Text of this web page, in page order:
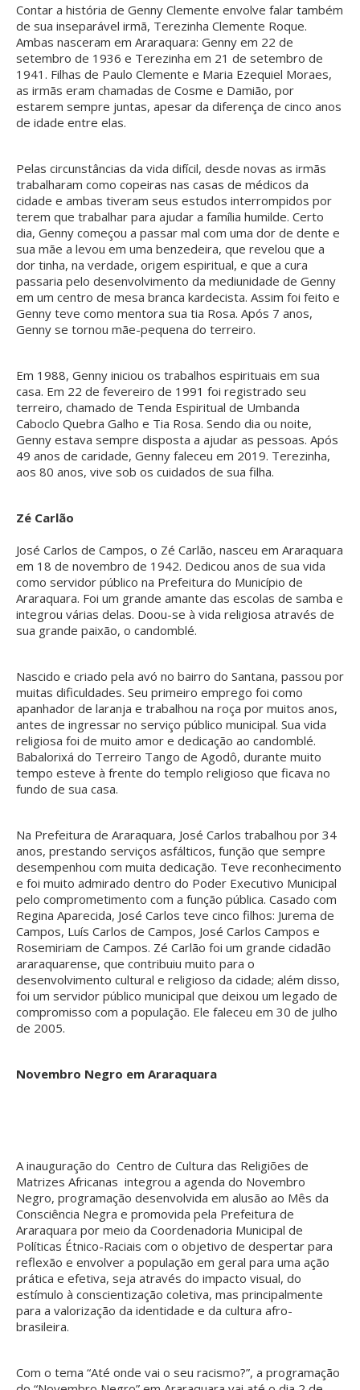
Contar a história de Genny Clemente envolve falar também
de sua inseparável irmã, Terezinha Clemente Roque.
Ambas nasceram em Araraquara: Genny em 22 de
setembro de 1936 e Terezinha em 21 de setembro de
1941. Filhas de Paulo Clemente e Maria Ezequiel Moraes,
as irmãs eram chamadas de Cosme e Damião, por
estarem sempre juntas, apesar da diferença de cinco anos
de idade entre elas.
Pelas circunstâncias da vida difícil, desde novas as irmãs
trabalharam como copeiras nas casas de médicos da
cidade e ambas tiveram seus estudos interrompidos por
terem que trabalhar para ajudar a família humilde. Certo
dia, Genny começou a passar mal com uma dor de dente e
sua mãe a levou em uma benzedeira, que revelou que a
dor tinha, na verdade, origem espiritual, e que a cura
passaria pelo desenvolvimento da mediunidade de Genny
em um centro de mesa branca kardecista. Assim foi feito e
Genny teve como mentora sua tia Rosa. Após 7 anos,
Genny se tornou mãe-pequena do terreiro.
Em 1988, Genny iniciou os trabalhos espirituais em sua
casa. Em 22 de fevereiro de 1991 foi registrado seu
terreiro, chamado de Tenda Espiritual de Umbanda
Caboclo Quebra Galho e Tia Rosa. Sendo dia ou noite,
Genny estava sempre disposta a ajudar as pessoas. Após
49 anos de caridade, Genny faleceu em 2019. Terezinha,
aos 80 anos, vive sob os cuidados de sua filha.
Zé Carlão
José Carlos de Campos, o Zé Carlão, nasceu em Araraquara
em 18 de novembro de 1942. Dedicou anos de sua vida
como servidor público na Prefeitura do Município de
Araraquara. Foi um grande amante das escolas de samba e
integrou várias delas. Doou-se à vida religiosa através de
sua grande paixão, o candomblé.
Nascido e criado pela avó no bairro do Santana, passou por
muitas dificuldades. Seu primeiro emprego foi como
apanhador de laranja e trabalhou na roça por muitos anos,
antes de ingressar no serviço público municipal. Sua vida
religiosa foi de muito amor e dedicação ao candomblé.
Babalorixá do Terreiro Tango de Agodô, durante muito
tempo esteve à frente do templo religioso que ficava no
fundo de sua casa.
Na Prefeitura de Araraquara, José Carlos trabalhou por 34
anos, prestando serviços asfálticos, função que sempre
desempenhou com muita dedicação. Teve reconhecimento
e foi muito admirado dentro do Poder Executivo Municipal
pelo comprometimento com a função pública. Casado com
Regina Aparecida, José Carlos teve cinco filhos: Jurema de
Campos, Luís Carlos de Campos, José Carlos Campos e
Rosemiriam de Campos. Zé Carlão foi um grande cidadão
araraquarense, que contribuiu muito para o
desenvolvimento cultural e religioso da cidade; além disso,
foi um servidor público municipal que deixou um legado de
compromisso com a população. Ele faleceu em 30 de julho
de 2005.
Novembro Negro em Araraquara
A inauguração do Centro de Cultura das Religiões de
Matrizes Africanas integrou a agenda do Novembro
Negro, programação desenvolvida em alusão ao Mês da
Consciência Negra e promovida pela Prefeitura de
Araraquara por meio da Coordenadoria Municipal de
Políticas Étnico-Raciais com o objetivo de despertar para
reflexão e envolver a população em geral para uma ação
prática e efetiva, seja através do impacto visual, do
estímulo à conscientização coletiva, mas principalmente
para a valorização da identidade e da cultura afro-
brasileira.
Com o tema “Até onde vai o seu racismo?”, a programação